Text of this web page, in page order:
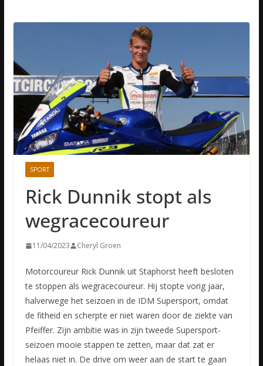
SPORT
Rick Dunnik stopt als
wegracecoureur
11/04/2023 Cheryl Groen
Motorcoureur Rick Dunnik uit Staphorst heeft besloten
te stoppen als wegracecoureur. Hij stopte vorig jaar,
halverwege het seizoen in de IDM Supersport, omdat
de fitheid en scherpte er niet waren doorde ziekte van
Pfeiffer. Zijn ambitie was in zijn tweede Supersport-
seizoen mooie stappen te zetten, maar dat zat er
helaas niet in. De drive om weer aan de start te gaan